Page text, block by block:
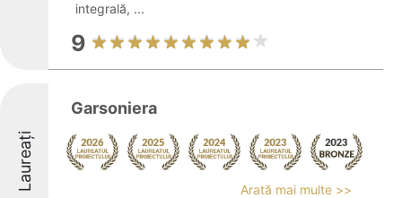
integrală, ...
9
Laureați
Garsoniera
Arată mai multe >>